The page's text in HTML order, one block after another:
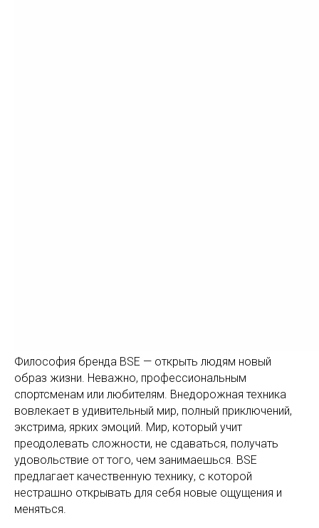
Философия бренда BSE — открыть людям новый
образ жизни. Неважно, профессиональным
спортсменам или любителям. Внедорожная техника
вовлекает в удивительный мир, полный приключений,
экстрима, ярких эмоций. Мир, который учит
преодолевать сложности, не сдаваться, получать
удовольствие от того, чем занимаешься. BSE
предлагает качественную технику, с которой
нестрашно открывать для себя новые ощущения и
меняться.